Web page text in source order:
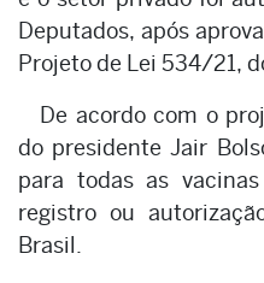
Deputados, após
Projeto de Lei 534/21,
De acordo com o
do presidente Jair
para todas as
registro ou
Brasil.